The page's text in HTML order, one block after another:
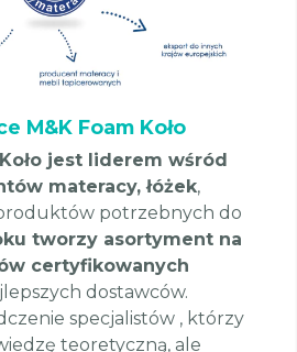
M&K Foam Koło
jest liderem wśród
materacy, łóżek,
potrzebnych do
tworzy asortyment na
certyfikowanych
dostawców.
specjalistów , którzy
teoretyczną, ale